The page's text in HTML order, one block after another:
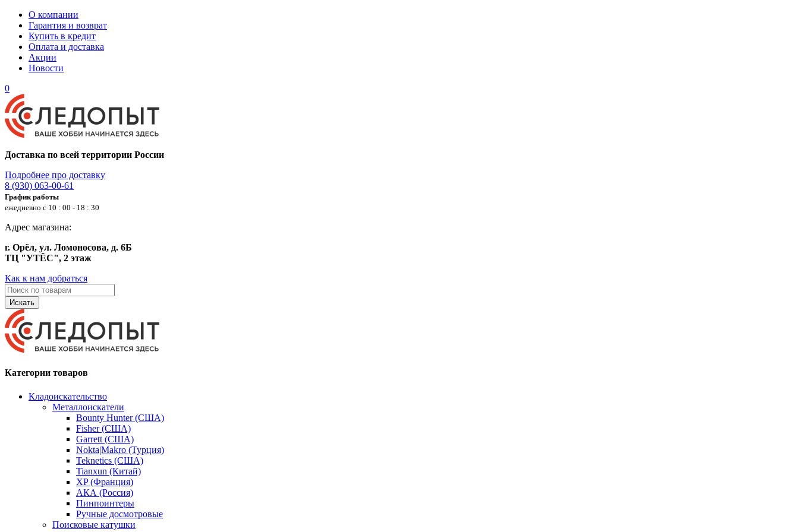
О компании
Гарантия и возврат
Купить в кредит
Оплата и доставка
Акции
Новости
0
Доставка по всей территории России
Подробнее про доставку
8 (930) 063-00-61
График работы
ежедневно с 10 : 00 - 18 : 30
Адрес магазина:
г. Орёл, ул. Ломоносова, д. 6Б
ТЦ "УТЁС", 2 этаж
Как к нам добраться
Искать
Категории товаров
Кладоискательство
Металлоискатели
Bounty Hunter (США)
Fisher (США)
Garrett (США)
Nokta|Makro (Турция)
Teknetics (США)
Tianxun (Китай)
XP (Франция)
АКА (Россия)
Пинпоинтеры
Ручные досмотровые
Поисковые катушки